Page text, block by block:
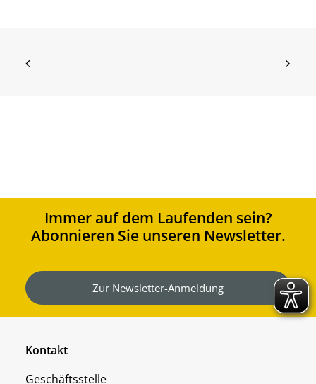
Immer auf dem Laufenden sein?
Abonnieren Sie unseren Newsletter.
Zur Newsletter-Anmeldung
Kontakt
Geschäftsstelle